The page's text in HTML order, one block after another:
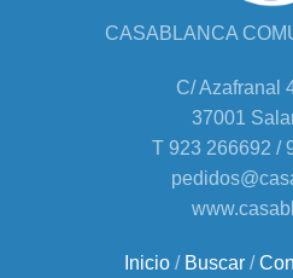
CASABLANCA
C/ Azafranal
37001
T 923 266692 /
Inicio/ Buscar/